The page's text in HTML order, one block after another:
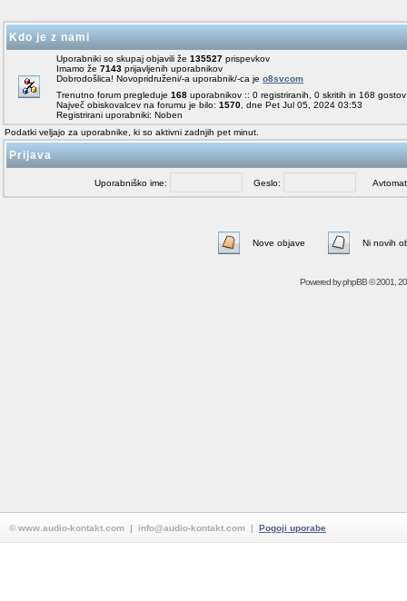
Kdo je z nami
Uporabniki so skupaj objavili že 135527 prispevkov
Imamo že 7143 prijavljenih uporabnikov
Dobrodošlica! Novopridruženi/-a uporabnik/-ca je o8svcom
Trenutno forum pregleduje 168 uporabnikov :: 0 registriranih, 0 skritih in 168
Največ obiskovalcev na forumu je bilo: 1570 , dne Pet Jul 05, 2024 03:53
Registrirani uporabniki: Noben
Podatki veljajo za uporabnike, ki so aktivni zadnjih pet minut.
Prijava
Uporabniško ime: Geslo:
Nove objave Ni novih
Powered byphpBB© 2001,
© www.audio-kontakt.com | info@audio-kontakt.com | Pogoji uporabe